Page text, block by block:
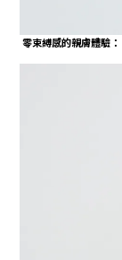
零束縛感的親膚體驗：